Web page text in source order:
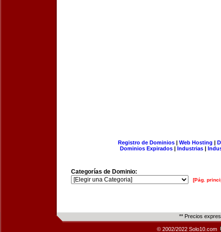
Registro de Dominios| Web Hosting |
Dominios Expirados | Industrias |
Categorías de Dominio:
[Pág.
** Precios
© 2002/2022 Solo10.com